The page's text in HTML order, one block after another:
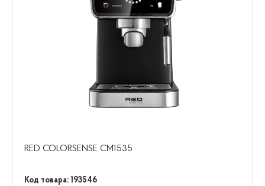
RED COLORSENSE CM1535
Код товара: 193546